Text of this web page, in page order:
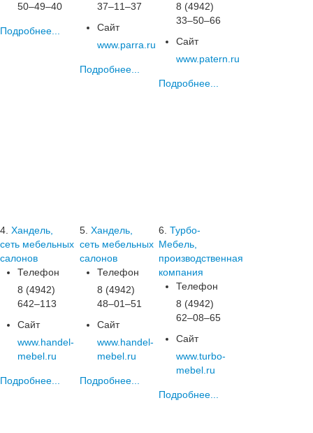
50‒49‒40
Подробнее...
37‒11‒37
Сайт
www.parra.ru
Подробнее...
8 (4942)
33‒50‒66
Сайт
www.patern.ru
Подробнее...
4. Хандель,
сеть мебельных
салонов
Телефон
8 (4942)
642‒113
Сайт
www.handel-
mebel.ru
Подробнее...
5. Хандель,
сеть мебельных
салонов
Телефон
8 (4942)
48‒01‒51
Сайт
www.handel-
mebel.ru
Подробнее...
6. Турбо-
Мебель,
производственная
компания
Телефон
8 (4942)
62‒08‒65
Сайт
www.turbo-
mebel.ru
Подробнее...